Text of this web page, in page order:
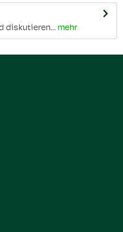
diskutieren... mehr